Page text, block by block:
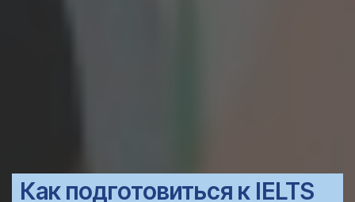
Как подготовиться к IELTS